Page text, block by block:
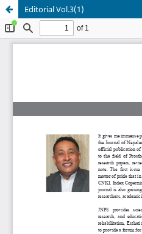
Editorial Vol.3(1)